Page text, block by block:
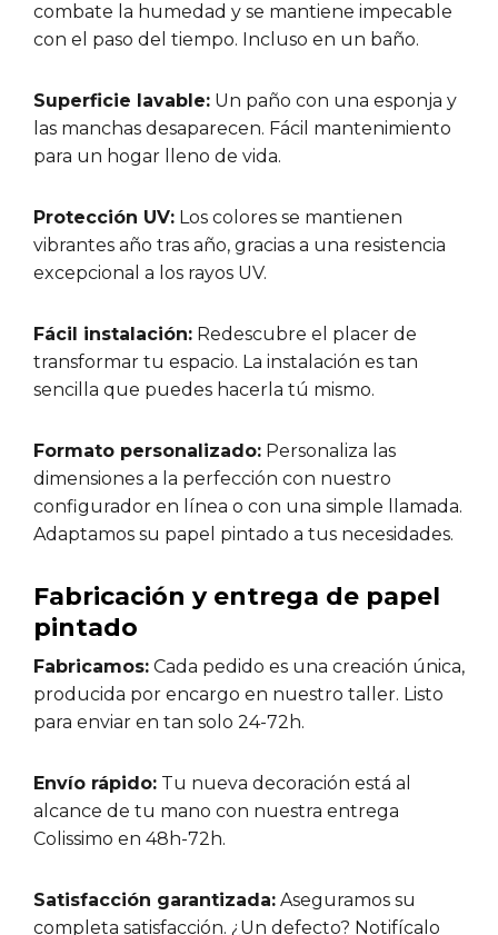
combate la humedad y se mantiene impecable
con el paso del tiempo. Incluso en un baño.
Superficie lavable: Un paño con una esponja y
las manchas desaparecen. Fácil mantenimiento
para un hogar lleno de vida.
Protección UV: Los colores se mantienen
vibrantes año tras año, gracias a una resistencia
excepcional a los rayos UV.
Fácil instalación: Redescubre el placer de
transformar tu espacio. La instalación es tan
sencilla que puedes hacerla tú mismo.
Formato personalizado: Personaliza las
dimensiones a la perfección con nuestro
configurador en línea o con una simple llamada.
Adaptamos su papel pintado a tus necesidades.
Fabricación y entrega de papel
pintado
Fabricamos: Cada pedido es una creación única,
producida por encargo en nuestro taller. Listo
para enviar en tan solo 24-72h.
Envío rápido: Tu nueva decoración está al
alcance de tu mano con nuestra entrega
Colissimo en 48h-72h.
Satisfacción garantizada: Aseguramos su
completa satisfacción. ¿Un defecto? Notifícalo